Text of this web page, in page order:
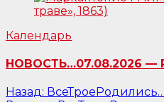
Календарь
НОВОСТЬ…07.08.2026 —
Навигация
Назад: